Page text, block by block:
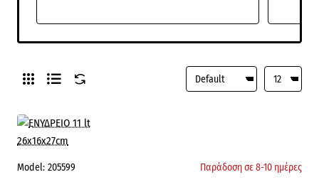
Model: 205599 Παράδοση σε 8-10 ημέρες